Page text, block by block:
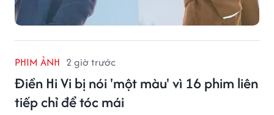
PHIM ẢNH 2 giờ trước
Điền Hi Vi bị nói 'một màu' vì 16 phim liên
tiếp chỉ để tóc mái